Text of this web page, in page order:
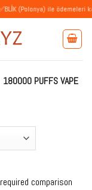
ile ödemeleri kabul
180000 PUFFS VAPE
comparison